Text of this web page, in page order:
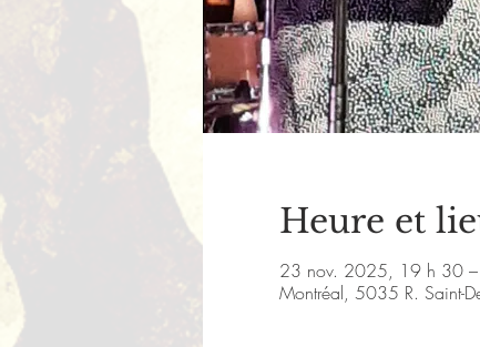
Heure et
23 nov. 2025, 19 h 30
Montréal, 5035 R. Saint-